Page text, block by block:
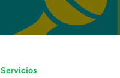
Servicios